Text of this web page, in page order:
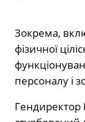
Зокрема,
фізичної
персоналу і
Гендиректор